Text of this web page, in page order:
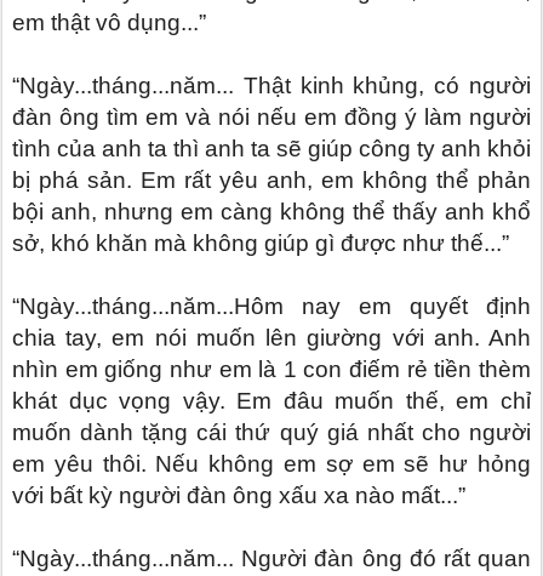
em thật vô dụng...”
“Ngày...tháng...năm... Thật kinh khủng, có người
đàn ông tìm em và nói nếu em đồng ý làm người
tình của anh ta thì anh ta sẽ giúp công ty anh khỏi
bị phá sản. Em rất yêu anh, em không thể phản
bội anh, nhưng em càng không thể thấy anh khổ
sở, khó khăn mà không giúp gì được như thế...”
“Ngày...tháng...năm...Hôm nay em quyết định
chia tay, em nói muốn lên giường với anh. Anh
nhìn em giống như em là 1 con điếm rẻ tiền thèm
khát dục vọng vậy. Em đâu muốn thế, em chỉ
muốn dành tặng cái thứ quý giá nhất cho người
em yêu thôi. Nếu không em sợ em sẽ hư hỏng
với bất kỳ người đàn ông xấu xa nào mất...”
“Ngày...tháng...năm... Người đàn ông đó rất quan